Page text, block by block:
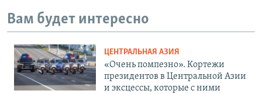
Вам будет интересно
ЦЕНТРАЛЬНАЯ АЗИЯ
«Очень помпезно». Кортежи
президентов в Центральной Азии
и эксцессы, которые с ними